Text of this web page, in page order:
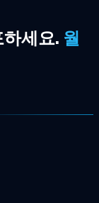
세요. 월